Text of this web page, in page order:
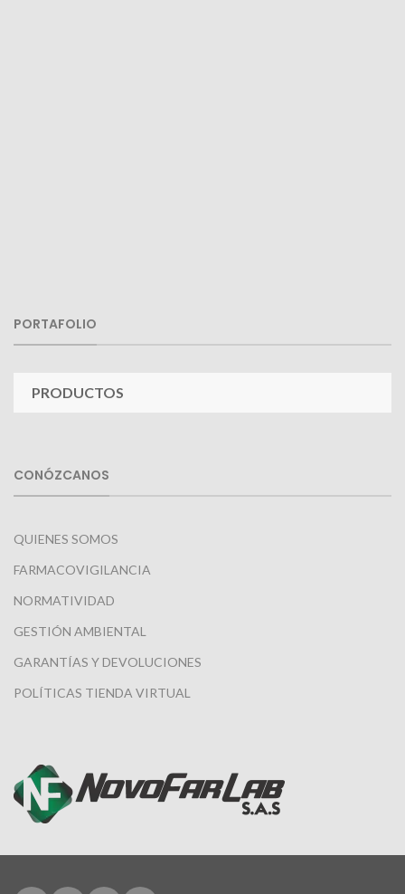
PORTAFOLIO
PRODUCTOS
CONÓZCANOS
QUIENES SOMOS
FARMACOVIGILANCIA
NORMATIVIDAD
GESTIÓN AMBIENTAL
GARANTÍAS Y DEVOLUCIONES
POLÍTICAS TIENDA VIRTUAL